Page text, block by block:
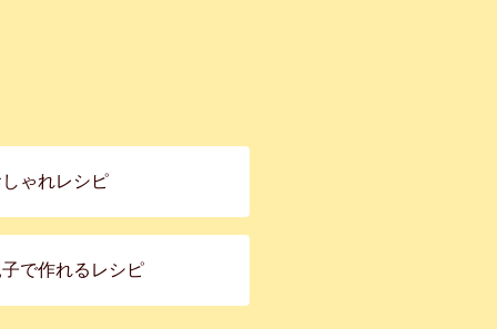
しゃれレシピ
子で作れるレシピ